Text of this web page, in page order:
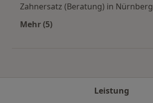
Zahnersatz (Beratung) in Nürnberg
Mehr (5)
Leistung